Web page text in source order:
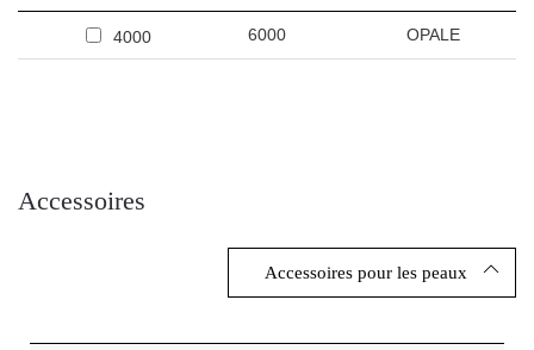
4000 6000 OPALE
Accessoires
Accessoires pour les peaux